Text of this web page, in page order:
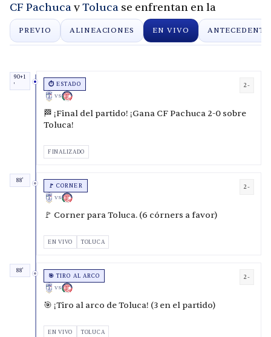
PREVIO ALINEACIONES EN VIVO
CF PachucayTolucase enfrentan en la
Clausura 2026 de la Liga MX. Aqui te contamos
lo que pasa en vivo, minuto a minuto.
90+1
'
⏱️ ESTADO
VS
2-
🏁 ¡Final del partido! ¡Gana CF Pachuca 2-0 sobre
Toluca!
FINALIZADO
88'
🚩 CORNER
VS
2-
🚩 Corner para Toluca. (6 córners a favor)
EN VIVO TOLUCA
88'
🎯 TIRO AL ARCO
VS
2-
🎯 ¡Tiro al arco de Toluca! (3 en el partido)
EN VIVO TOLUCA